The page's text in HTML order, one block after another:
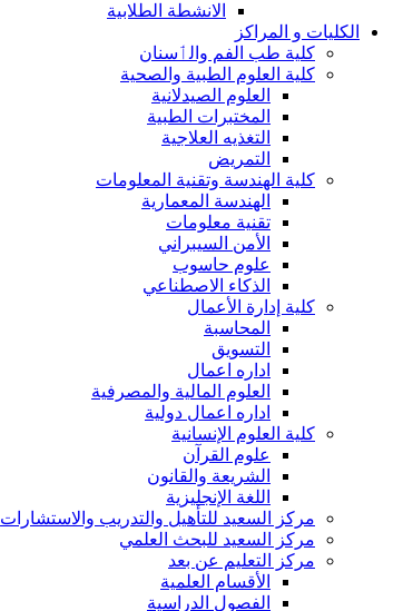
الانشطة الطلابية
الكليات و المراكز
كلية طب الفم والٲسنان
كلية العلوم الطبية والصحية
العلوم الصيدلانية
المختبرات الطبية
التغذيه العلاجية
التمريض
كلية الهندسة وتقنية المعلومات
الهندسة المعمارية
تقنية معلومات
الأمن السيبراني
علوم حاسوب
الذكاء الاصطناعي
كلية إدارة الأعمال
المحاسبة
التسويق
اداره اعمال
العلوم المالية والمصرفية
اداره اعمال دولية
كلية العلوم الإنسانية
علوم القرآن
الشريعة والقانون
اللغة الإنجليزية
مركز السعيد للتأهيل والتدريب والاستشارات
مركز السعيد للبحث العلمي
مركز التعليم عن بعد
الأقسام العلمية
الفصول الدراسية